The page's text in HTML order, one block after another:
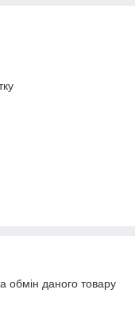
обмін даного товару